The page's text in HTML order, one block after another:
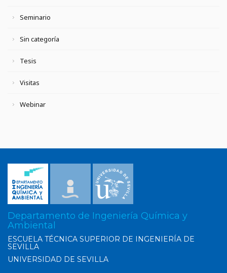
Seminario
Sin categoría
Tesis
Visitas
Webinar
Departamento de Ingeniería Química y
Ambiental
ESCUELA TÉCNICA SUPERIOR DE INGENIERÍA DE
SEVILLA
UNIVERSIDAD DE SEVILLA